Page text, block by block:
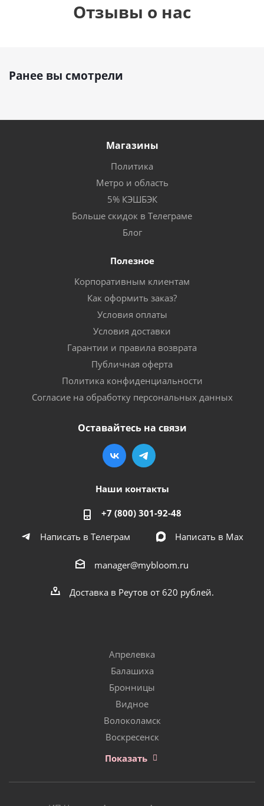
Отзывы о нас
Ранее вы смотрели
Магазины
Политика
Метро и область
5% КЭШБЭК
Больше скидок в Телеграме
Блог
Полезное
Корпоративным клиентам
Как оформить заказ?
Условия оплаты
Условия доставки
Гарантии и правила возврата
Публичная оферта
Политика конфиденциальности
Согласие на обработку персональных данных
Оставайтесь на связи
Наши контакты
+7 (800) 301-92-48
Написать в Телеграм
Написать в Мах
manager@mybloom.ru
Доставка в Реутов от 620 рублей.
Апрелевка
Балашиха
Бронницы
Видное
Волоколамск
Воскресенск
Показать